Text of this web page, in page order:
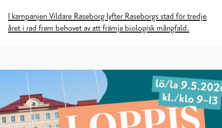
I kampanjen Vildare Raseborg lyfter Raseborgs stad för tredje
året i rad fram behovet av att främja biologisk mångfald.